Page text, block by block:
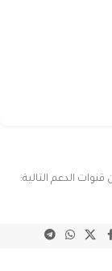
الدعم التالية: